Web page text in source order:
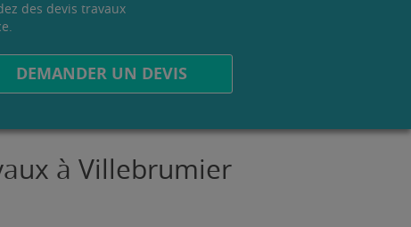
des devis travaux
DEMANDER UN DEVIS
à Villebrumier